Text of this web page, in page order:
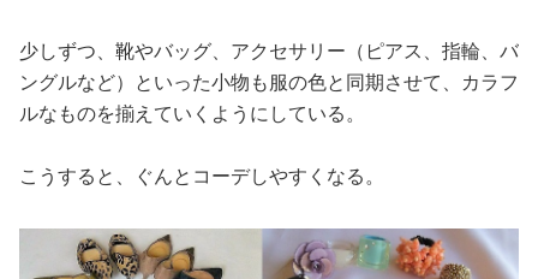
少しずつ、靴やバッグ、アクセサリー（ピアス、指輪、バ
ングルなど）といった小物も服の色と同期させて、カラフ
ルなものを揃えていくようにしている。
こうすると、ぐんとコーデしやすくなる。